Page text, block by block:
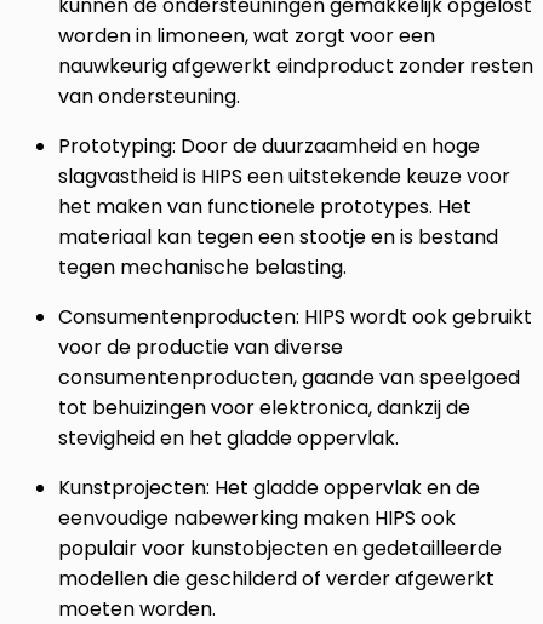
worden in limoneen, wat zorgt voor een
nauwkeurig afgewerkt eindproduct zonder resten
van ondersteuning.
Prototyping: Door de duurzaamheid en hoge
slagvastheid is HIPS een uitstekende keuze voor
het maken van functionele prototypes. Het
materiaal kan tegen een stootje en is bestand
tegen mechanische belasting.
Consumentenproducten: HIPS wordt ook gebruikt
voor de productie van diverse
consumentenproducten, gaande van speelgoed
tot behuizingen voor elektronica, dankzij de
stevigheid en het gladde oppervlak.
Kunstprojecten: Het gladde oppervlak en de
eenvoudige nabewerking maken HIPS ook
populair voor kunstobjecten en gedetailleerde
modellen die geschilderd of verder afgewerkt
moeten worden.